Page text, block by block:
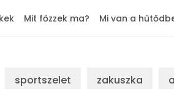
Mit főzzek ma? Mi van a
sportszelet zakuszka